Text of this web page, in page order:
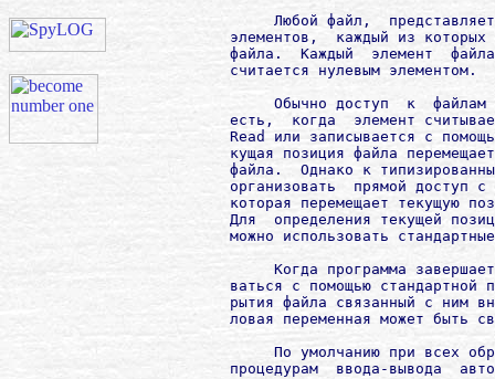
Любой файл,
элементов,  каждый из
файла.  Каждый  элемент
        считается нулевым элементом.
Обычно доступ  к
есть,  когда  элемент
Read или записывается с
кущая позиция файла
файла.  Однако к
организовать  прямой доступ
которая перемещает текущую
Для  определения текущей
можно использовать
Когда программа
ваться с помощью стандартной
рытия файла связанный с ним
ловая переменная может быть
По умолчанию при всех
процедурам  ввода-вывода